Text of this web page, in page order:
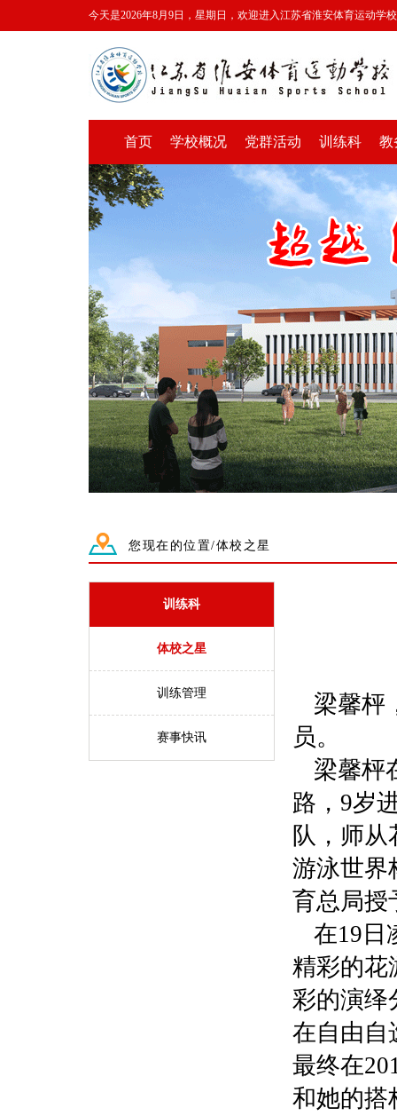
今天是2026年8月9日，星期日，欢迎进入江苏省淮安体育运动学
首页 学校概况 党群活动 训练科 教
您现在的位置/体校之星
训练科
体校之星
训练管理
赛事快讯
梁馨枰
员。
梁馨枰
路，9岁
队，师
游泳世界
育总局授
在19日
精彩的花
彩的演绎
在自由自
最终在
和她的搭